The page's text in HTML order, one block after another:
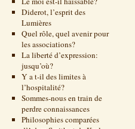
Diderot, l’esprit des
Lumières
Quel rôle, quel avenir pour
les associations?
La liberté d’expression:
jusqu’où?
Y a t-il des limites à
l’hospitalité?
Sommes-nous en train de
perdre connaissances
Philosophies comparées